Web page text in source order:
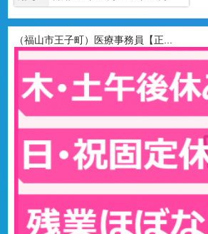
（福山市王子町）医療事務員【正...